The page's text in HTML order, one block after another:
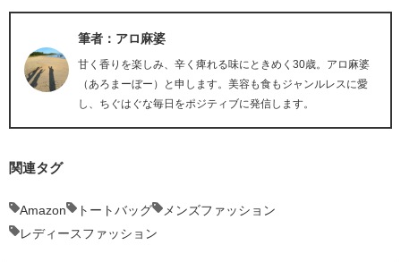
筆者：アロ麻婆
甘く香りを楽しみ、辛く痺れる味にときめく30歳。アロ麻婆
（あろまーぼー）と申します。美容も食もジャンルレスに愛
し、ちぐはぐな毎日をポジティブに発信します。
関連タグ
Amazon トートバッグ
メンズファッション
レディースファッション